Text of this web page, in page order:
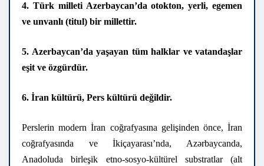
4. Türk milleti Azerbaycan’da otokton, yerli, egemen
ve unvanlı (titul) bir millettir.
5. Azerbaycan’da yaşayan tüm halklar ve vatandaşlar
eşit ve özgürdür.
6. İran kültürü, Pers kültürü değildir.
Perslerin modern İran coğrafyasına gelişinden önce, İran
coğrafyasında ve İkiçayarası’nda, Azərbaycanda,
Anadoluda birleşik etno-sosyo-kültürel substratlar (alt